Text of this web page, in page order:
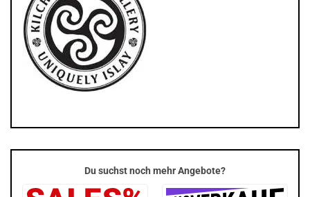
Du suchst noch mehr Angebote?